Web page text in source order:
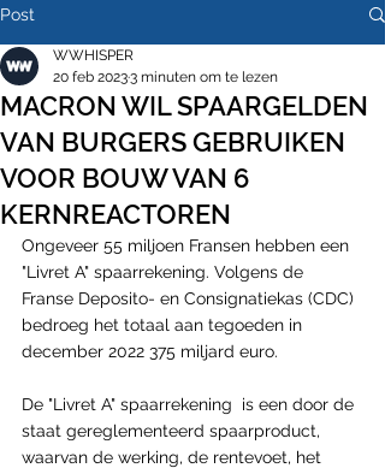
Post
MACRON WIL SPAARGELDEN
VAN BURGERS GEBRUIKEN
VOOR BOUW VAN 6
KERNREACTOREN
WWHISPER
20 feb 20233 minuten om te lezen
Ongeveer 55 miljoen Fransen hebben een
"Livret A" spaarrekening. Volgens de
Franse Deposito- en Consignatiekas (CDC)
bedroeg het totaal aan tegoeden in
december 2022 375 miljard euro.
De "Livret A" spaarrekening  is een door de
staat gereglementeerd spaarproduct,
waarvan de werking, de rentevoet, het